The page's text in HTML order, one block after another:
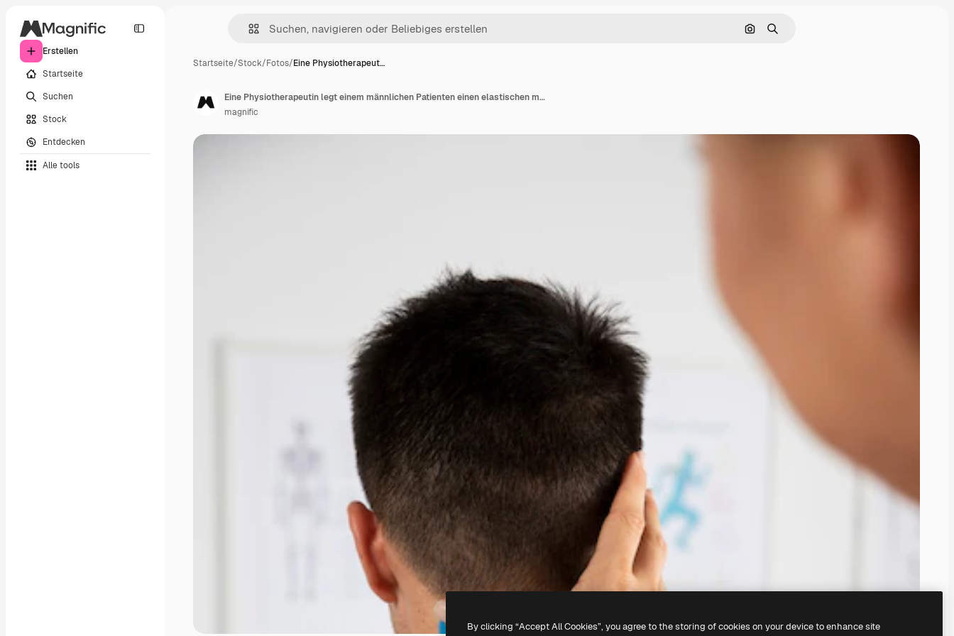
Erstellen
Startseite
Suchen
Stock
Entdecken
Alle tools
Nach Bild suchen
Suchen
Startseite/Stock/Fotos/Eine Physiotherapeut…
Eine Physiotherapeutin legt einem männlichen Patienten einen elastischen medizinischen Verband an
magnific
By clicking “Accept All Cookies”, you agree to the storing of cookies on your device to enhance site